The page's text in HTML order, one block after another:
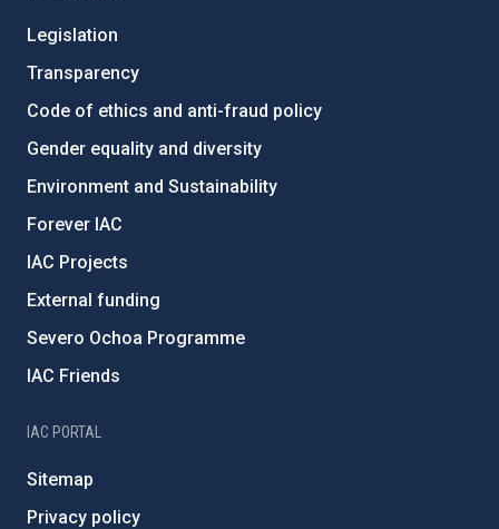
Legislation
Transparency
Code of ethics and anti-fraud policy
Gender equality and diversity
Environment and Sustainability
Forever IAC
IAC Projects
External funding
Severo Ochoa Programme
IAC Friends
IAC PORTAL
Sitemap
Privacy policy